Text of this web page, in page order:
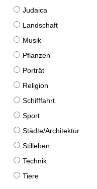
Judaica
Landschaft
Musik
Pflanzen
Porträt
Religion
Schifffahrt
Sport
Städte/Architektur
Stilleben
Technik
Tiere